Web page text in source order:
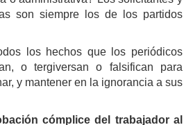
son siempre l os de los partidos
los hechos que los periódicos
o tergiversan o falsifican para
y mantener en la ignorancia a sus
cómplice del trabajador al